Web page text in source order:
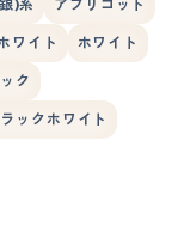
)系 アプリコット
ワイト ホワイト
ク
ックホワイト